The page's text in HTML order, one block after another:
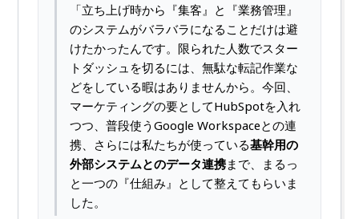
「立ち上げ時から『集客』と『業務管理』
のシステムがバラバラになることだけは避
けたかったんです。限られた人数でスター
トダッシュを切るには、無駄な転記作業な
どをしている暇はありませんから。今回、
マーケティングの要としてHubSpotを入れ
つつ、普段使うGoogle Workspaceとの連
携、さらには私たちが使っている基幹用の
外部システムとのデータ連携まで、まるっ
と一つの『仕組み』として整えてもらいま
した。